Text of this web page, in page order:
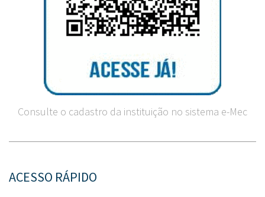
Consulte o cadastro da instituição no sistema e-Mec
ACESSO RÁPIDO